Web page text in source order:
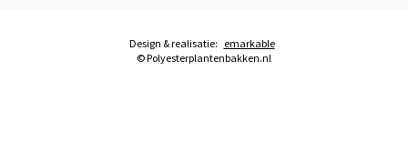
© Polyesterplantenbakken.nl
Design & realisatie: emarkable